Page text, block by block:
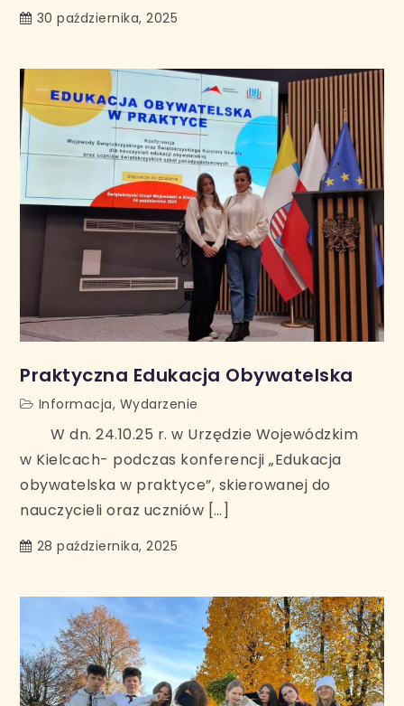
30 października, 2025
Praktyczna Edukacja Obywatelska
Informacja, Wydarzenie
W dn. 24.10.25 r. w Urzędzie Wojewódzkim
w Kielcach- podczas konferencji „Edukacja
obywatelska w praktyce”, skierowanej do
nauczycieli oraz uczniów […]
28 października, 2025